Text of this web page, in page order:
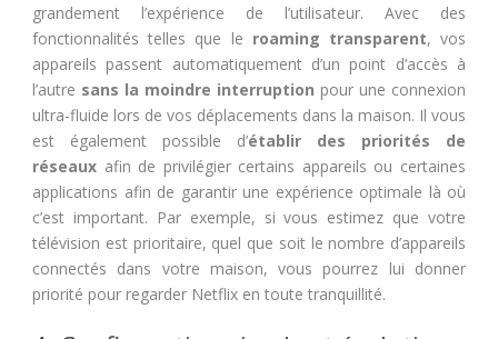
grandement l’expérience de l’utilisateur. Avec des
fonctionnalités telles que le roaming transparent, vos
appareils passent automatiquement d’un point d’accès à
l’autre sans la moindre interruption pour une connexion
ultra-fluide lors de vos déplacements dans la maison. Il vous
est également possible d’établir des priorités de
réseaux afin de privilégier certains appareils ou certaines
applications afin de garantir une expérience optimale là où
c’est important. Par exemple, si vous estimez que votre
télévision est prioritaire, quel que soit le nombre d’appareils
connectés dans votre maison, vous pourrez lui donner
priorité pour regarder Netflix en toute tranquillité.